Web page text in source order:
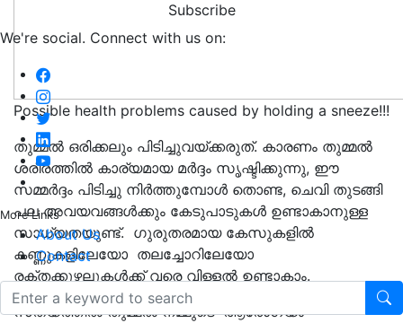
Subscribe
We're social. Connect with us on:
More Links
About Us
Contact
Possible health problems caused by holding a sneeze!!!
തുമ്മൽ ഒരിക്കലും പിടിച്ചുവയ്ക്കരുത്. കാരണം തുമ്മൽ
ശരീരത്തിൽ കാര്യമായ മർദ്ദം സൃഷ്ടിക്കുന്നു, ഈ
സമ്മർദ്ദം പിടിച്ചു നിർത്തുമ്പോൾ തൊണ്ട, ചെവി തുടങ്ങി
പല അവയവങ്ങൾക്കും കേടുപാടുകൾ ഉണ്ടാകാനുള്ള
സാധ്യതയുണ്ട്. ഗുരുതരമായ കേസുകളിൽ
കണ്ണുകളിലേയോ തലച്ചോറിലേയോ
രക്തക്കുഴലുകൾക്ക് വരെ വിള്ളൽ ഉണ്ടാകാം.
സത്യത്തിൽ തുമ്മൽ നമ്മുടെ ആരോഗ്യം